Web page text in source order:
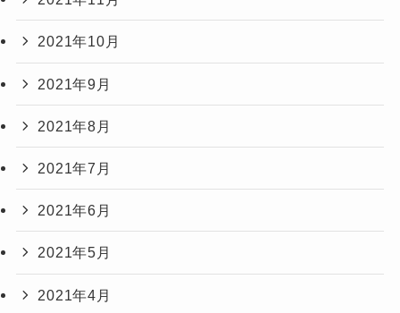
2021年10月
2021年9月
2021年8月
2021年7月
2021年6月
2021年5月
2021年4月